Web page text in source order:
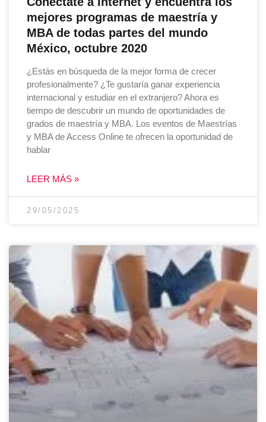
mejores programas de maestría y
MBA de todas partes del mundo
México, octubre 2020
¿Estás en búsqueda de la mejor forma de crecer
profesionalmente? ¿Te gustaría ganar experiencia
internacional y estudiar en el extranjero? Ahora es
tiempo de descubrir un mundo de oportunidades de
grados de maestría y MBA. Los eventos de Maestrías
y MBA de Access Online te ofrecen la oportunidad de
hablar
LEER MÁS »
29/05/2025